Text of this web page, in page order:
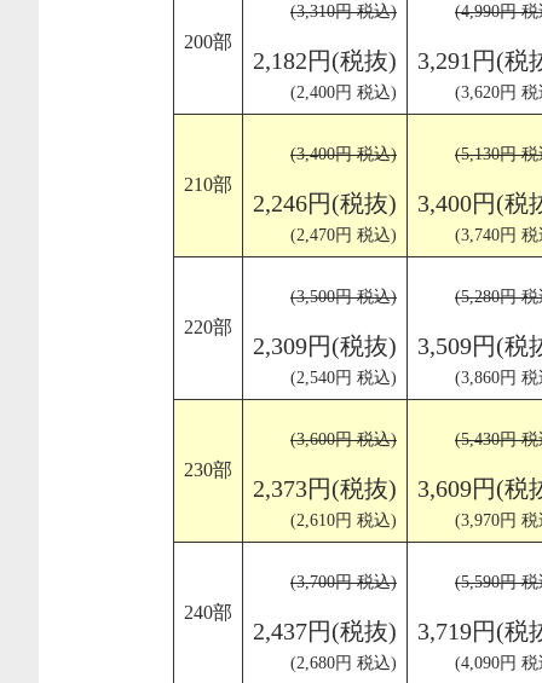
200部
(3,310円 税込)
2,182円(税抜)
(2,400円 税込)
(4,990円
3,291円(税
(3,620円
210部
(3,400円 税込)
2,246円(税抜)
(2,470円 税込)
(5,130円
3,400円(税
(3,740円
220部
(3,500円 税込)
2,309円(税抜)
(2,540円 税込)
(5,280円
3,509円(税
(3,860円
230部
(3,600円 税込)
2,373円(税抜)
(2,610円 税込)
(5,430円
3,609円(税
(3,970円
240部
(3,700円 税込)
2,437円(税抜)
(2,680円 税込)
(5,590円
3,719円(税
(4,090円